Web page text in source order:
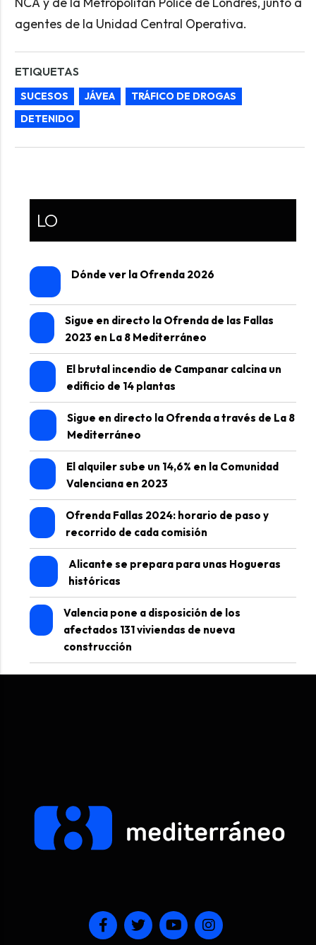
agentes de la Unidad Central Operativa.
ETIQUETAS
SUCESOS JÁVEA
TRÁFICO DE DROGAS
DETENIDO
LO
Dónde ver la Ofrenda 2026
Sigue en directo la Ofrenda de las Fallas
2023 en La 8 Mediterráneo
El brutal incendio de Campanar calcina un
edificio de 14 plantas
Sigue en directo la Ofrenda a través de La 8
Mediterráneo
El alquiler sube un 14,6% en la Comunidad
Valenciana en 2023
Ofrenda Fallas 2024: horario de paso y
recorrido de cada comisión
Alicante se prepara para unas Hogueras
históricas
Valencia pone a disposición de los
afectados 131 viviendas de nueva
construcción